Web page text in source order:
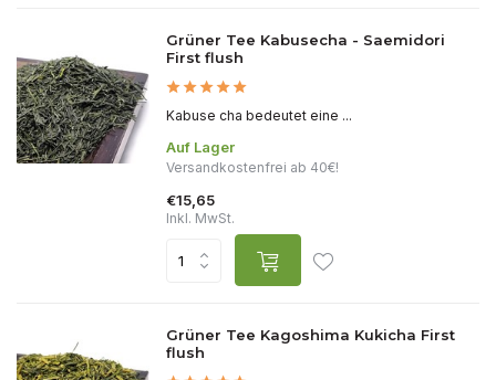
Grüner Tee Kabusecha - Saemidori
First flush
Kabuse cha bedeutet eine ...
Auf Lager
Versandkostenfrei ab 40€!
€15,65
Inkl. MwSt.
Grüner Tee Kagoshima Kukicha First
flush